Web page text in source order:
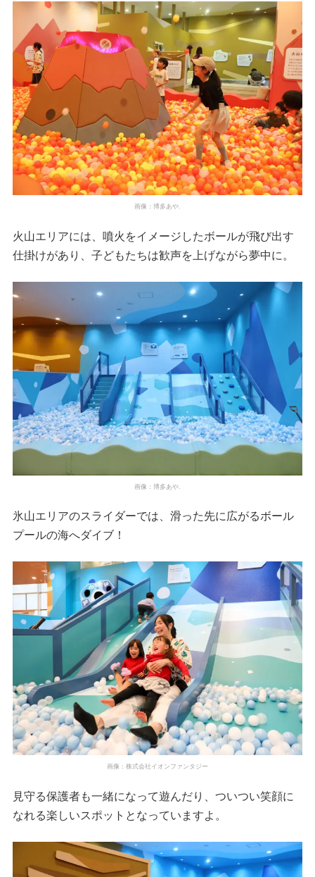
画像：博多あや.
火山エリアには、噴火をイメージしたボールが飛び出す
仕掛けがあり、子どもたちは歓声を上げながら夢中に。
画像：博多あや.
氷山エリアのスライダーでは、滑った先に広がるボール
プールの海へダイブ！
画像：株式会社イオンファンタジー
見守る保護者も一緒になって遊んだり、ついつい笑顔に
なれる楽しいスポットとなっていますよ。